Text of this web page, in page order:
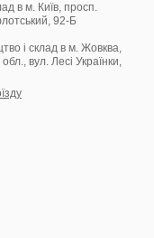
в м. Київ, просп.
92-Б
і склад в м. Жовква,
обл., вул. Лесі Українки,